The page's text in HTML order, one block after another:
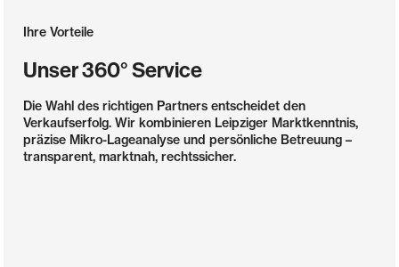
Ihre Vorteile
Unser 360° Service
Die Wahl des richtigen Partners entscheidet den
Verkaufserfolg. Wir kombinieren Leipziger Marktkenntnis,
präzise Mikro-Lageanalyse und persönliche Betreuung –
transparent, marktnah, rechtssicher.